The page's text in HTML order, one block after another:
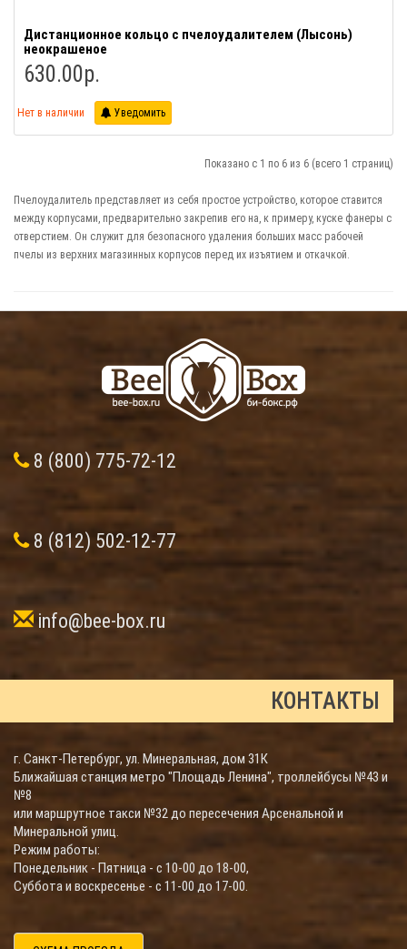
Дистанционное кольцо с пчелоудалителем (Лысонь)
неокрашеное
630.00р.
Нет в наличии Уведомить
Показано с 1 по 6 из 6 (всего 1 страниц)
Пчелоудалитель представляет из себя простое устройство, которое ставится
между корпусами, предварительно закрепив его на, к примеру, куске фанеры с
отверстием. Он служит для безопасного удаления больших масс рабочей
пчелы из верхних магазинных корпусов перед их изъятием и откачкой.
8 (800) 775-72-12
8 (812) 502-12-77
info@bee-box.ru
КОНТАКТЫ
г. Санкт-Петербург, ул. Минеральная, дом 31К
Ближайшая станция метро "Площадь Ленина", троллейбусы №43 и
№8
или маршрутное такси №32 до пересечения Арсенальной и
Минеральной улиц.
Режим работы:
Понедельник - Пятница - с 10-00 до 18-00,
Суббота и воскресенье - с 11-00 до 17-00.